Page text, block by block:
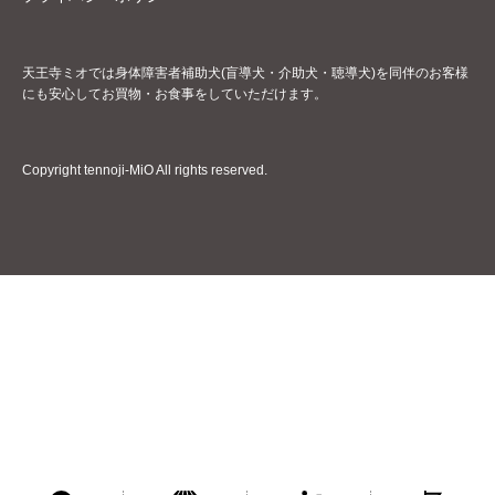
天王寺ミオでは身体障害者補助犬(盲導犬・介助犬・聴導犬)を同伴のお客様
にも安心してお買物・お食事をしていただけます。
Copyright tennoji-MiO All rights reserved.